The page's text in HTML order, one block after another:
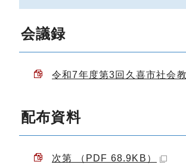
会議録
令和7年度第3回久喜市社会
配布資料
次第 （PDF 68.9KB）